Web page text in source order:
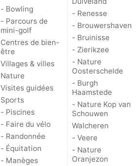
- Bowling
- Parcours de
mini-golf
Centres de bien-
être
Villages & villes
Nature
Visites guidées
Sports
- Piscines
- Faire du vélo
- Randonnée
- Équitation
- Manèges
- Renesse
- Brouwershaven
- Bruinisse
- Zierikzee
- Nature
Oosterschelde
- Burgh
Haamstede
- Nature Kop van
Schouwen
Walcheren
- Veere
- Nature
Oranjezon